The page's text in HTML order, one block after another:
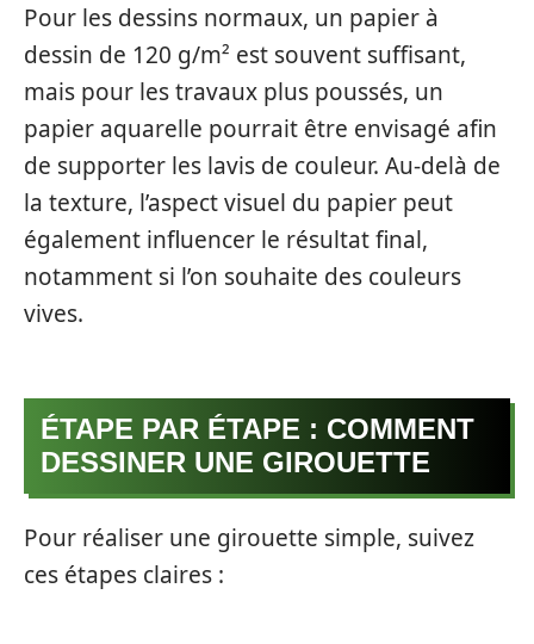
Pour les dessins normaux, un papier à
dessin de 120 g/m² est souvent suffisant,
mais pour les travaux plus poussés, un
papier aquarelle pourrait être envisagé afin
de supporter les lavis de couleur. Au-delà de
la texture, l’aspect visuel du papier peut
également influencer le résultat final,
notamment si l’on souhaite des couleurs
vives.
ÉTAPE PAR ÉTAPE : COMMENT
DESSINER UNE GIROUETTE
Pour réaliser une girouette simple, suivez
ces étapes claires :